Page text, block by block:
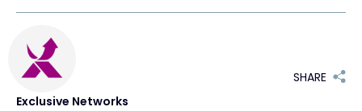
Exclusive Networks
SHARE